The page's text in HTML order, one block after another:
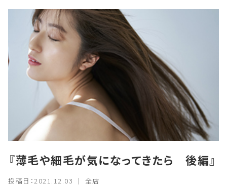
『薄毛や細毛が気になってきたら 後編』
投稿日：2021.12.03 ｜ 全店